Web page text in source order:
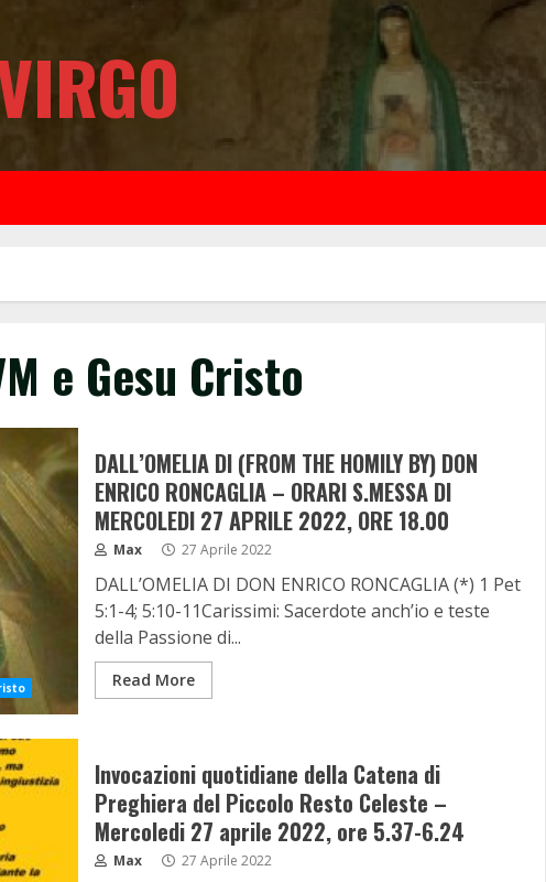
e Gesu Cristo
DALL’OMELIA DI (FROM THE HOMILY BY) DON
ENRICO RONCAGLIA – ORARI S.MESSA DI
MERCOLEDI 27 APRILE 2022, ORE 18.00
Max 27 Aprile 2022
DALL’OMELIA DI DON ENRICO RONCAGLIA (*) 1 Pet
5:1-4; 5:10-11Carissimi: Sacerdote anch’io e teste
della Passione di...
Read More
Invocazioni quotidiane della Catena di
Preghiera del Piccolo Resto Celeste –
Mercoledi 27 aprile 2022, ore 5.37-6.24
Max 27 Aprile 2022